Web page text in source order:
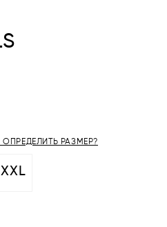
ОПРЕДЕЛИТЬ РАЗМЕР?
XXL